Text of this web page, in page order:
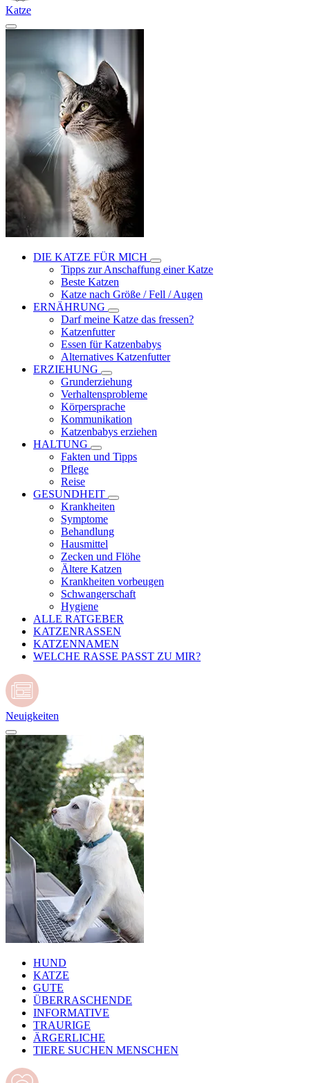
Katze
DIE KATZE FÜR MICH
Tipps zur Anschaffung einer Katze
Beste Katzen
Katze nach Größe / Fell / Augen
ERNÄHRUNG
Darf meine Katze das fressen?
Katzenfutter
Essen für Katzenbabys
Alternatives Katzenfutter
ERZIEHUNG
Grunderziehung
Verhaltensprobleme
Körpersprache
Kommunikation
Katzenbabys erziehen
HALTUNG
Fakten und Tipps
Pflege
Reise
GESUNDHEIT
Krankheiten
Symptome
Behandlung
Hausmittel
Zecken und Flöhe
Ältere Katzen
Krankheiten vorbeugen
Schwangerschaft
Hygiene
ALLE RATGEBER
KATZENRASSEN
KATZENNAMEN
WELCHE RASSE PASST ZU MIR?
Neuigkeiten
HUND
KATZE
GUTE
ÜBERRASCHENDE
INFORMATIVE
TRAURIGE
ÄRGERLICHE
TIERE SUCHEN MENSCHEN